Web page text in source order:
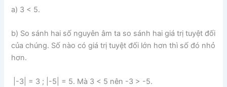
a) 3 < 5.
b) So sánh hai số nguyên âm ta so sánh hai giá trị tuyệt đối
của chúng. Số nào có giá trị tuyệt đối lớn hơn thì số đó nhỏ
hơn.
|-3| = 3 ; |-5| = 5. Mà 3 < 5 nên -3 > -5.